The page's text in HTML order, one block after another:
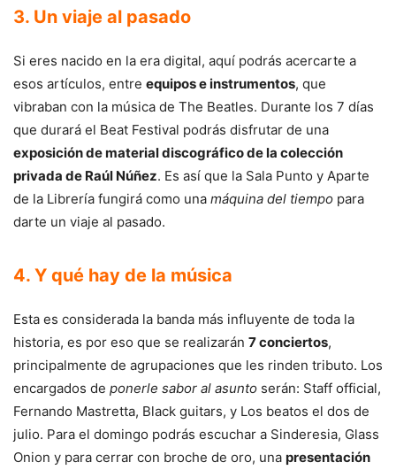
3. Un viaje al pasado
Si eres nacido en la era digital, aquí podrás acercarte a
esos artículos, entre equipos e instrumentos, que
vibraban con la música de The Beatles. Durante los 7 días
que durará el Beat Festival podrás disfrutar de una
exposición de material discográfico de la colección
privada de Raúl Núñez. Es así que la Sala Punto y Aparte
de la Librería fungirá como una máquina del tiempo para
darte un viaje al pasado.
4. Y qué hay de la música
Esta es considerada la banda más influyente de toda la
historia, es por eso que se realizarán 7 conciertos,
principalmente de agrupaciones que les rinden tributo. Los
encargados de ponerle sabor al asunto serán: Staff official,
Fernando Mastretta, Black guitars, y Los beatos el dos de
julio. Para el domingo podrás escuchar a Sinderesia, Glass
Onion y para cerrar con broche de oro, una presentación